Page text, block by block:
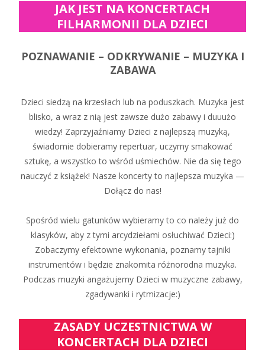
JAK JEST NA KONCERTACH
FILHARMONII DLA DZIECI
POZNAWANIE – ODKRYWANIE – MUZYKA I
ZABAWA
Dzieci siedzą na krzesłach lub na poduszkach. Muzyka jest
blisko, a wraz z nią jest zawsze dużo zabawy i duuużo
wiedzy! Zaprzyjaźniamy Dzieci z najlepszą muzyką,
świadomie dobieramy repertuar, uczymy smakować
sztukę, a wszystko to wśród uśmiechów. Nie da się tego
nauczyć z książek! Nasze koncerty to najlepsza muzyka —
Dołącz do nas!
Spośród wielu gatunków wybieramy to co należy już do
klasyków, aby z tymi arcydziełami osłuchiwać Dzieci:)
Zobaczymy efektowne wykonania, poznamy tajniki
instrumentów i będzie znakomita różnorodna muzyka.
Podczas muzyki angażujemy Dzieci w muzyczne zabawy,
zgadywanki i rytmizacje:)
ZASADY UCZESTNICTWA W
KONCERTACH DLA DZIECI